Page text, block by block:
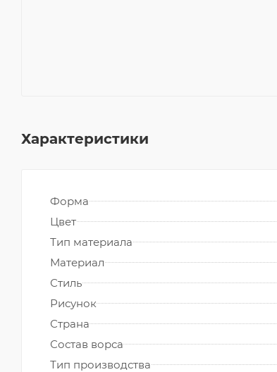
Характеристики
Форма
Цвет
Тип материала
Материал
Стиль
Рисунок
Страна
Состав ворса
Тип производства